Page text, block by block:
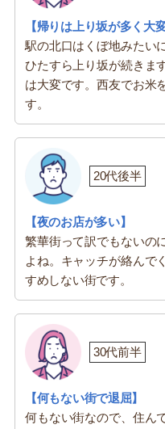
【帰りは上り坂が多く大変
駅の北口はくぼ地みたい
ひたすら上り坂が続きま
は大変です。西友でお米
す。
20代後半
【夜のお店が多い】
繁華街って訳でもないの
よね。キャッチが絡んで
すめしない街です。
30代前半
【何もない街で退屈】
何もない街なので、住ん